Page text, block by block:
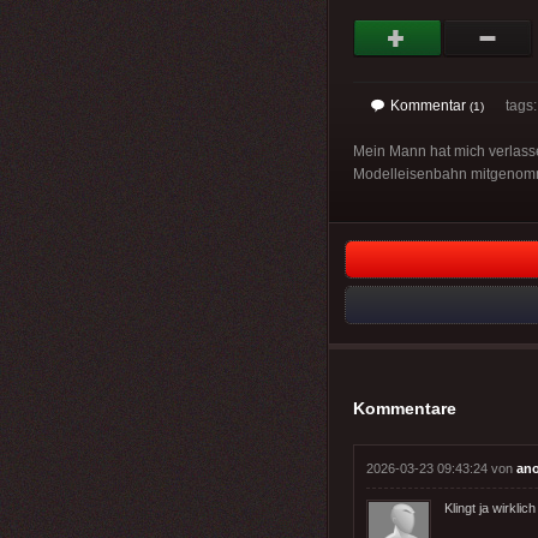
Kommentar (1)
Mein Mann hat mich
Modelleisenbahn
Kommentare
2026-03-23 09:43:24 von
Klingt ja